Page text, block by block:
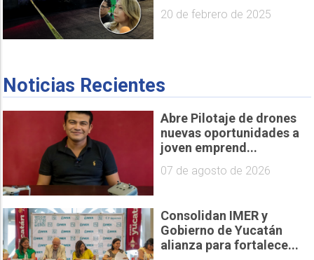
20 de febrero de 2025
Noticias Recientes
Abre Pilotaje de drones
nuevas oportunidades a
joven emprend...
07 de agosto de 2026
Consolidan IMER y
Gobierno de Yucatán
alianza para fortalece...